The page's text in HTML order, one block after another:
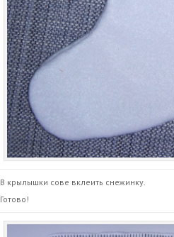
В крылышки сове вклеить снежинку.
Готово!